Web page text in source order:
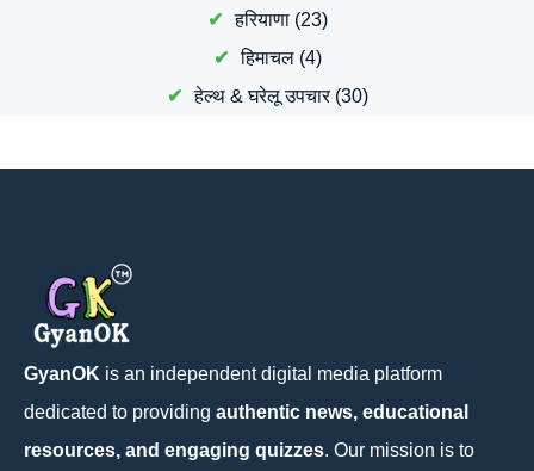
हरियाणा (23)
हिमाचल (4)
हेल्थ & घरेलू उपचार(30)
GyanOK is an independent digital media platform
dedicated to providing authentic news, educational
resources, and engaging quizzes. Our mission is to